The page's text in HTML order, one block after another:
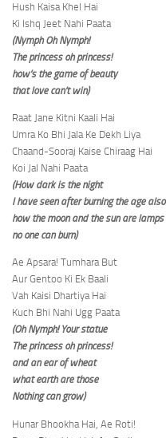
Hush Kaisa Khel Hai
Ki Ishq Jeet Nahi Paata
(Nymph Oh Nymph!
The princess oh princess!
how’s the game of beauty
that love can’t win)
Raat Jane Kitni Kaali Hai
Umra Ko Bhi Jala Ke Dekh Liya
Chaand-Sooraj Kaise Chiraag Hai
Koi Jal Nahi Paata
(How dark is the night
I have seen after burning the age also
how the moon and the sun are lamps
no one can burn)
Ae Apsara! Tumhara But
Aur Gentoo Ki Ek Baali
Vah Kaisi Dhartiya Hai
Kuch Bhi Nahi Ugg Paata
(Oh Nymph! Your statue
The princess oh princess!
and an ear of wheat
what earth are those
Nothing can grow)
Hunar Bhookha Hai, Ae Roti!